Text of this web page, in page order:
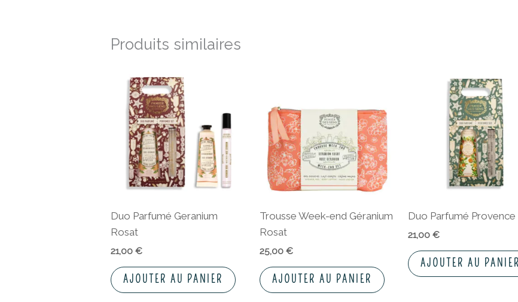
Produits similaires
Duo Parfumé Geranium
Rosat
21,00€
AJOUTER AU PANIER
Trousse Week-end Géranium
Rosat
25,00 €
AJOUTER AU PANIER
Duo Parfumé Provence
21,00 €
AJOUTER AU PANIER